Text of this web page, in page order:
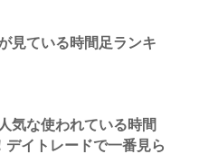
見ている時間足ランキ
気な使われている時間
デイトレードで一番見ら